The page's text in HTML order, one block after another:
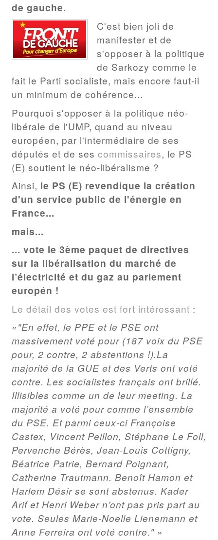
de gauche.
C'est bien joli de
manifester et de
s'opposer à la politique
de Sarkozy comme le
fait le Parti socialiste, mais encore faut-il
un minimum de cohérence...
Pourquoi s'opposer à la politique néo-
libérale de l'UMP, quand au niveau
européen, par l'intermédiaire de ses
députés et de ses commissaires, le PS
(E) soutient le néo-libéralisme ?
Ainsi, le PS (E) revendique la création
d'un service public de l'énergie en
France...
mais...
... vote le 3ème paquet de directives
sur la libéralisation du marché de
l’électricité et du gaz au parlement
europén !
Le détail des votes est fort intéressant :
"En effet, le PPE et le PSE ont
massivement voté pour (187 voix du PSE
pour, 2 contre, 2 abstentions !).La
majorité de la GUE et des Verts ont voté
contre. Les socialistes français ont brillé.
Illisibles comme un de leur meeting. La
majorité a voté pour comme l’ensemble
du PSE. Et parmi ceux-ci Françoise
Castex, Vincent Peillon, Stéphane Le Foll,
Pervenche Bérès, Jean-Louis Cottigny,
Béatrice Patrie, Bernard Poignant,
Catherine Trautmann. Benoît Hamon et
Harlem Désir se sont abstenus. Kader
Arif et Henri Weber n’ont pas pris part au
vote. Seules Marie-Noelle Lienemann et
Anne Ferreira ont voté contre."